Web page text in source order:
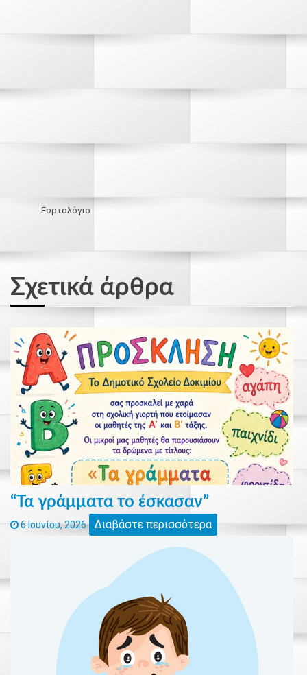
Εορτολόγιο
Σχετικά άρθρα
“Τα γράμματα το έσκασαν”
6 Ιουνίου, 2026 Διαβάστε περισσότερα